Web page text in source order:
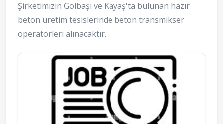
Şirketimizin Gölbaşı ve Kayaş'ta bulunan hazır
beton üretim tesislerinde beton transmikser
operatörleri alınacaktır.